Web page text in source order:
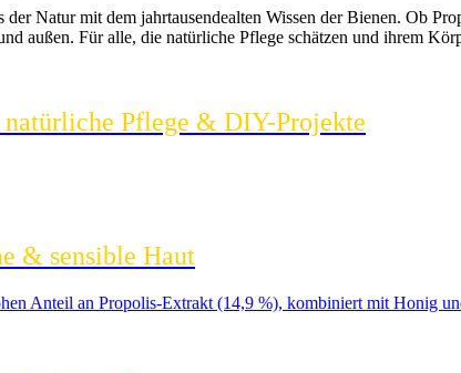
Natur mit dem jahrtausendealten Wissen der Bienen. Ob
außen. Für alle, die natürliche Pflege schätzen und ihrem
Pflege & DIY-Projekte
& sensible Haut
Anteil an Propolis-Extrakt (14,9 %), kombiniert mit Honig